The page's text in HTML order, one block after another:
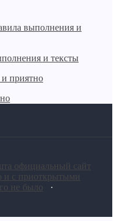
и тексты
официальный сайт
и с приоткрытыми
не было
·